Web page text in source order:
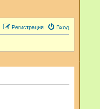
Вход
Регистрация